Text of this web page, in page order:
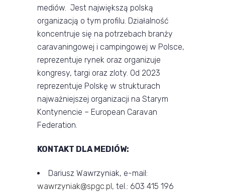
mediów. Jest największą polską
organizacją o tym profilu. Działalność
koncentruje się na potrzebach branży
caravaningowej i campingowej w Polsce,
reprezentuje rynek oraz organizuje
kongresy, targi oraz zloty. Od 2023
reprezentuje Polskę w strukturach
najważniejszej organizacji na Starym
Kontynencie – European Caravan
Federation.
KONTAKT DLA MEDIÓW:
Dariusz Wawrzyniak, e-mail:
wawrzyniak@spgc.pl, tel.: 603 415 196